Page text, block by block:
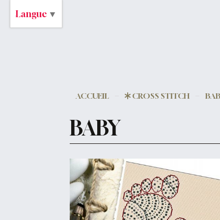
ACCUEIL CROSS STITCH
BABY
Langue ▼